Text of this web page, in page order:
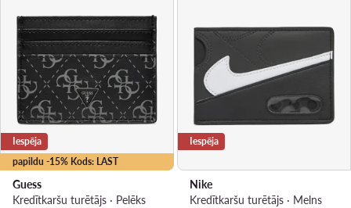
papildu -15% Kods: LAST
Iespēja
Guess
Kredītkaršu turētājs · Pelēks
Iespēja
Nike
Kredītkaršu turētājs · Melns